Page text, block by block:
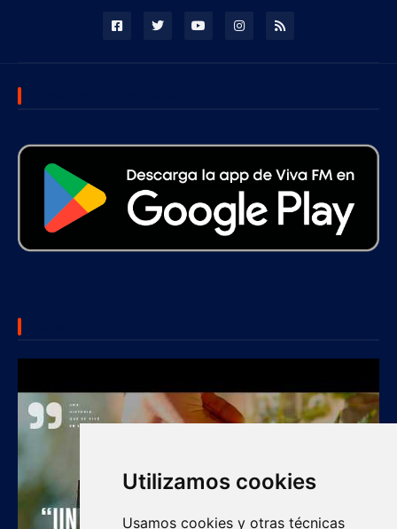
Utilizamos cookies
Usamos cookies y otras técnicas